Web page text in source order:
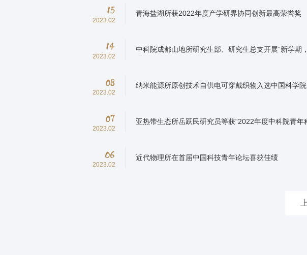
15
2023.02
青海盐湖所获2022年度产学研界协同创新最高荣誉奖
14
2023.02
中科院成都山地所研究生部、研究生总支开展“新学期
08
2023.02
纳米能源所原创技术自供电可穿戴织物入选中国科学
07
2023.02
亚热带生态所岳跃民研究员等获“2022年度中科院青年
06
2023.02
近代物理所在首届中国科技青年论坛喜获佳绩